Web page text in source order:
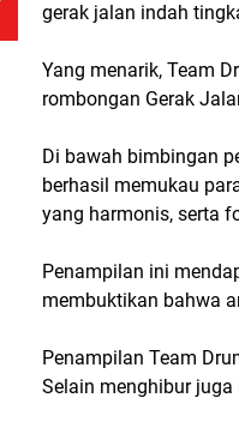
gerak jalan indah
Yang menarik, Team
rombongan Gerak
Di bawah bimbingan
berhasil memukau
yang harmonis, serta
Penampilan ini
membuktikan bahwa
Penampilan Team
Selain menghibur